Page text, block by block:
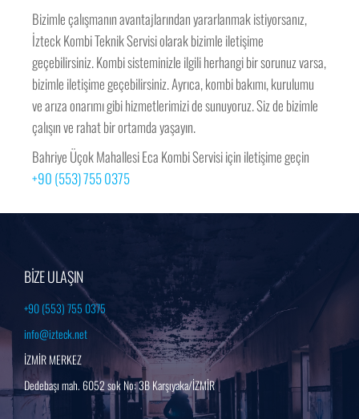
Bizimle çalışmanın avantajlarından yararlanmak istiyorsanız,
İzteck Kombi Teknik Servisi olarak bizimle iletişime
geçebilirsiniz. Kombi sisteminizle ilgili herhangi bir sorunuz varsa,
bizimle iletişime geçebilirsiniz. Ayrıca, kombi bakımı, kurulumu
ve arıza onarımı gibi hizmetlerimizi de sunuyoruz. Siz de bizimle
çalışın ve rahat bir ortamda yaşayın.
Bahriye Üçok Mahallesi Eca Kombi Servisi için iletişime geçin
+90 (553) 755 0375
BİZE ULAŞIN
+90 (553) 755 0375
info@izteck.net
İZMİR MERKEZ
Dedebaşı mah. 6052 sok No: 3B Karşıyaka/İZMİR